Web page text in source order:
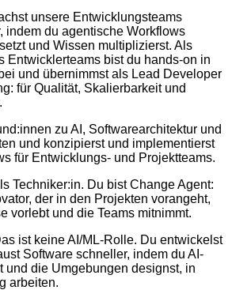
unsere Entwicklungsteams
indem du agentische Workflows
und Wissen multiplizierst. Als
Entwicklerteams bist du hands-on in
und übernimmst als Lead Developer
für Qualität, Skalierbarkeit und
zu AI, Softwarearchitektur und
und konzipierst und implementierst
für Entwicklungs- und Projektteams.
Techniker:in. Du bist Change Agent:
der in den Projekten vorangeht,
vorlebt und die Teams mitnimmt.
ist keine AI/ML-Rolle. Du entwickelst
Software schneller, indem du AI-
und die Umgebungen designst, in
arbeiten.